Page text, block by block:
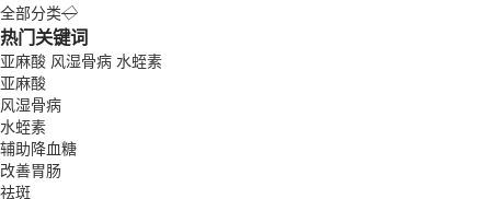
全部分类◇
热门关键词
亚麻酸 风湿骨病 水蛭素
亚麻酸
风湿骨病
水蛭素
辅助降血糖
改善胃肠
祛斑